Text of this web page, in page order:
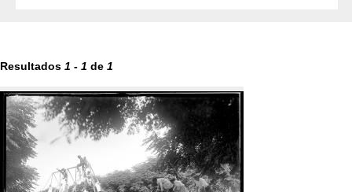
Resultados 1 - 1 de 1